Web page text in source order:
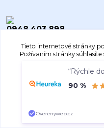
0948 403 898
info@autogood.sk
Vytvorené na
Tieto internetové stránky
Požívaním stránky súhlasíte
Nastavenia
“Rýchle
90 %
Overenyweb.cz